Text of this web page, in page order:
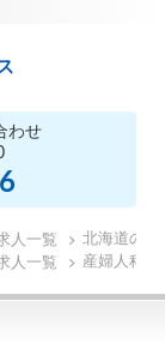
わせ
人一覧
北海道の医
人一覧 産婦人科の